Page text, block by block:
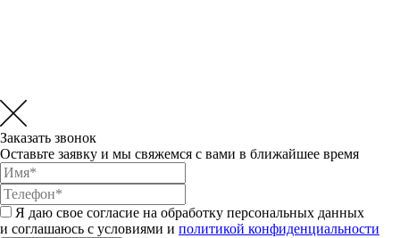
Заказать звонок
Оставьте заявку и мы свяжемся с вами в ближайшее время
Я даю свое согласие на обработку персональных данных
и соглашаюсь с условиями и политикой конфиденциальности